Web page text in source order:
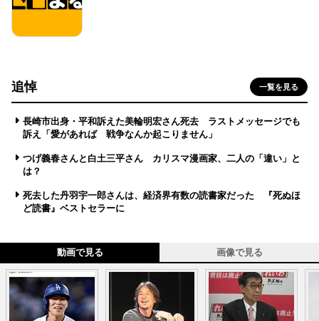
追悼 一覧を見る
長崎市出身・平和訴えた美輪明宏さん死去 ラストメッセージでも
訴え「愛があれば 戦争なんか起こりません」
つげ義春さんと白土三平さん カリスマ漫画家、二人の「違い」と
は？
死去した丹羽宇一郎さんは、経済界有数の読書家だった 『死ぬほ
ど読書』ベストセラーに
動画で見る 画像で見る